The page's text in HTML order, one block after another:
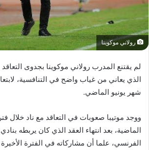
و
ا
رولاني موكوينا
لم يقتنع المدرب رولاني موكوينا بجدوى
الذي يعاني من غياب واضح في التنافسية،
شهر يونيو الماضي.
ووجد موتيبا صعوبات في التعاقد مع ناد خلال
الماضية، بعد انتهاء العقد الذي كان يربطه
الفرنسي، علما أن مشاركاته في الفترة